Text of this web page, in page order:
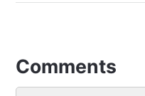
Comments